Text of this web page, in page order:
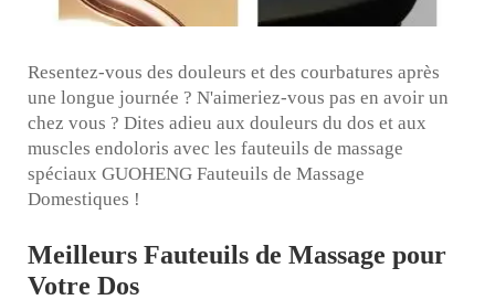
Resentez-vous des douleurs et des courbatures après
une longue journée ? N'aimeriez-vous pas en avoir un
chez vous ? Dites adieu aux douleurs du dos et aux
muscles endoloris avec les fauteuils de massage
spéciaux GUOHENG Fauteuils de Massage
Domestiques !
Meilleurs Fauteuils de Massage pour
Votre Dos